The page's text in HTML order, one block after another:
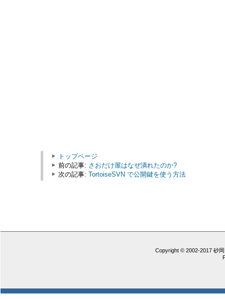
トップページ
前の記事: さおだけ屋はなぜ潰れたのか?
次の記事: TortoiseSVN で公開鍵を使う方法
Copyright © 2002-2017 砂